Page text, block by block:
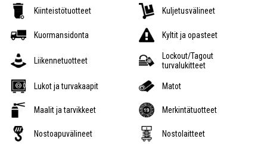
Kiinteistötuotteet Kuljetusvälineet
Kuormansidonta Kyltit ja opasteet
Liikennetuotteet
Lockout/Tagout
turvalukitteet
Lukot ja turvakaapit Matot
Maalit ja tarvikkeet Merkintätuotteet
Nostoapuvälineet Nostolaitteet